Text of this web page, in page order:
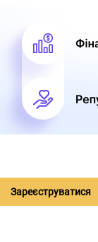
Зареєструватися